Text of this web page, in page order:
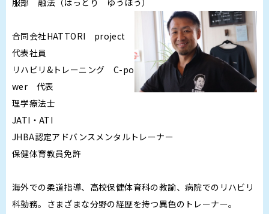
服部 融法（はっとり ゆうほう）
合同会社HATTORI project
代表社員
リハビリ&トレーニング C-po
wer 代表
理学療法士
JATI・ATI
JHBA認定アドバンスメンタルトレーナー
保健体育教員免許
海外での柔道指導、高校保健体育科の教諭、病院でのリハビリ
科勤務。さまざまな分野の経歴を持つ異色のトレーナー。